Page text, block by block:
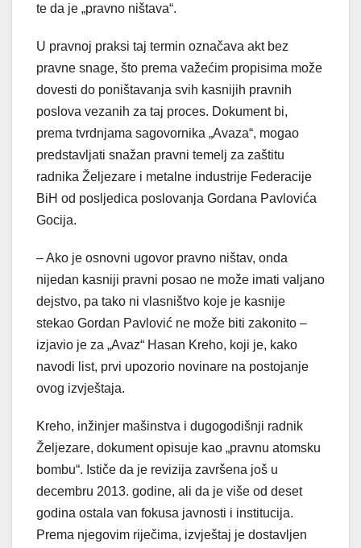
te da je „pravno ništava“.
U pravnoj praksi taj termin označava akt bez
pravne snage, što prema važećim propisima može
dovesti do poništavanja svih kasnijih pravnih
poslova vezanih za taj proces. Dokument bi,
prema tvrdnjama sagovornika „Avaza“, mogao
predstavljati snažan pravni temelj za zaštitu
radnika Željezare i metalne industrije Federacije
BiH od posljedica poslovanja Gordana Pavlovića
Gocija.
– Ako je osnovni ugovor pravno ništav, onda
nijedan kasniji pravni posao ne može imati valjano
dejstvo, pa tako ni vlasništvo koje je kasnije
stekao Gordan Pavlović ne može biti zakonito –
izjavio je za „Avaz“ Hasan Kreho, koji je, kako
navodi list, prvi upozorio novinare na postojanje
ovog izvještaja.
Kreho, inžinjer mašinstva i dugogodišnji radnik
Željezare, dokument opisuje kao „pravnu atomsku
bombu“. Ističe da je revizija završena još u
decembru 2013. godine, ali da je više od deset
godina ostala van fokusa javnosti i institucija.
Prema njegovim riječima, izvještaj je dostavljen